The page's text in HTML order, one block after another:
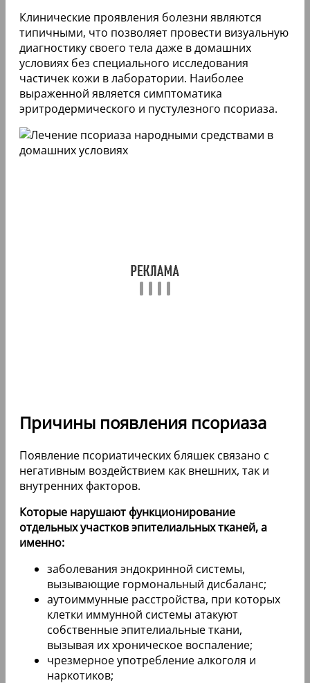
Клинические проявления болезни являются
типичными, что позволяет провести визуальную
диагностику своего тела даже в домашних
условиях без специального исследования
частичек кожи в лаборатории. Наиболее
выраженной является симптоматика
эритродермического и пустулезного псориаза.
Причины появления псориаза
Появление псориатических бляшек связано с
негативным воздействием как внешних, так и
внутренних факторов.
Которые нарушают функционирование
отдельных участков эпителиальных тканей, а
именно:
заболевания эндокринной системы,
вызывающие гормональный дисбаланс;
аутоиммунные расстройства, при которых
клетки иммунной системы атакуют
собственные эпителиальные ткани,
вызывая их хроническое воспаление;
чрезмерное употребление алкоголя и
наркотиков;